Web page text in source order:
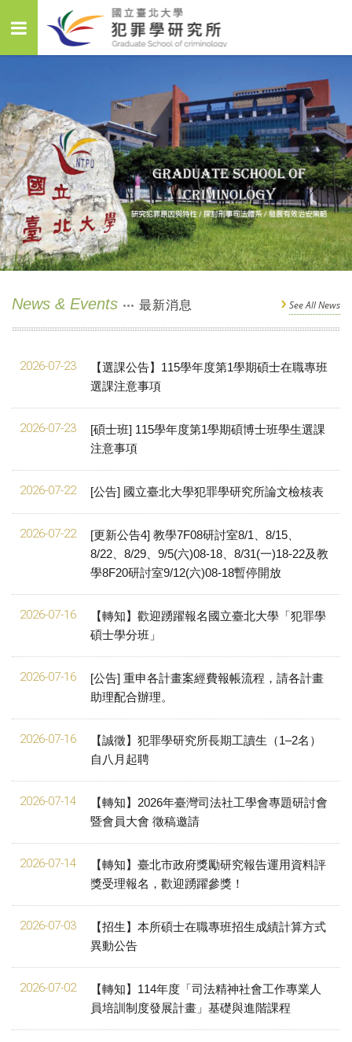
News & Events 最新消息 See All News
2026-07-23
【選課公告】115學年度第1學期碩士在職專班
選課注意事項
2026-07-23
[碩士班] 115學年度第1學期碩博士班學生選課
注意事項
2026-07-22 [公告] 國立臺北大學犯罪學研究所論文檢核表
2026-07-22
[更新公告4] 教學7F08研討室8/1、8/15、
8/22、8/29、9/5(六)08-18、8/31(一)18-22及教
學8F20研討室9/12(六)08-18暫停開放
2026-07-16
【轉知】歡迎踴躍報名國立臺北大學「犯罪學
碩士學分班」
2026-07-16
[公告] 重申各計畫案經費報帳流程，請各計畫
助理配合辦理。
2026-07-16
【誠徵】犯罪學研究所長期工讀生（1–2名）
自八月起聘
2026-07-14
【轉知】2026年臺灣司法社工學會專題研討會
暨會員大會 徵稿邀請
2026-07-14
【轉知】臺北市政府獎勵研究報告運⽤資料評
獎受理報名，歡迎踴躍參獎！
2026-07-03
【招生】本所碩士在職專班招生成績計算方式
異動公告
2026-07-02
【轉知】114年度「司法精神社會工作專業人
員培訓制度發展計畫」基礎與進階課程